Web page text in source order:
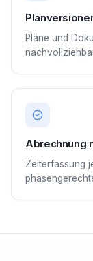
Pläne und
Abrechnung
Zeiterfassung